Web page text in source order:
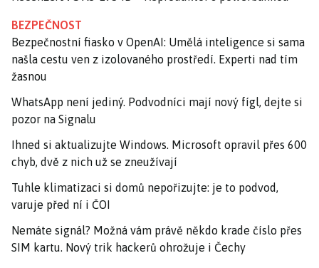
BEZPEČNOST
Bezpečnostní fiasko v OpenAI: Umělá inteligence si sama
našla cestu ven z izolovaného prostředí. Experti nad tím
žasnou
WhatsApp není jediný. Podvodníci mají nový fígl, dejte si
pozor na Signalu
Ihned si aktualizujte Windows. Microsoft opravil přes 600
chyb, dvě z nich už se zneužívají
Tuhle klimatizaci si domů nepořizujte: je to podvod,
varuje před ní i ČOI
Nemáte signál? Možná vám právě někdo krade číslo přes
SIM kartu. Nový trik hackerů ohrožuje i Čechy